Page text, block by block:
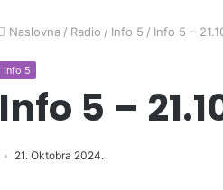
Naslovna / Radio / Info 5 / Info 5 –
Info 5
Info 5 –
21. Oktobra 2024.